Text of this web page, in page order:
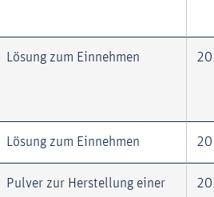
Lösung zum Einnehmen
Lösung zum Einnehmen
Pulver zur Herstellung einer